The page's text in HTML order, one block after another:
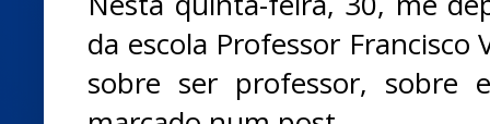
da escola Professor Francisco
sobre ser professor, sobre